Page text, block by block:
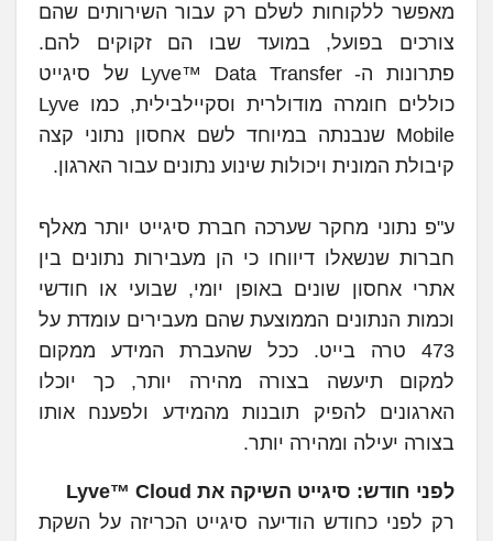
מאפשר ללקוחות לשלם רק עבור השירותים שהם
צורכים בפועל, במועד שבו הם זקוקים להם.
פתרונות ה- Lyve™ Data Transfer של סיגייט
כוללים חומרה מודולרית וסקיילבילית, כמו Lyve
Mobile שנבנתה במיוחד לשם אחסון נתוני קצה
קיבולת המונית ויכולות שינוע נתונים עבור הארגון.
ע"פ נתוני מחקר שערכה חברת סיגייט יותר מאלף
חברות שנשאלו דיווחו כי הן מעבירות נתונים בין
אתרי אחסון שונים באופן יומי, שבועי או חודשי
וכמות הנתונים הממוצעת שהם מעבירים עומדת על
473 טרה בייט. ככל שהעברת המידע ממקום
למקום תיעשה בצורה מהירה יותר, כך יוכלו
הארגונים להפיק תובנות מהמידע ולפענח אותו
בצורה יעילה ומהירה יותר.
לפני חודש: סיגייט השיקה את Lyve™ Cloud
רק לפני כחודש הודיעה סיגייט הכריזה על השקת